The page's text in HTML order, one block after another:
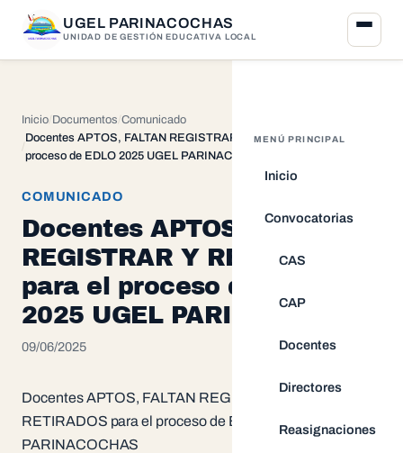
UGEL PARINACOCHAS
UNIDAD DE GESTIÓN EDUCATIVA LOCAL
MENÚ PRINCIPAL
Inicio
Convocatorias
CAS
CAP
Docentes
Directores
Reasignaciones
Inicio Documentos Comunicado
Docentes APTOS, FALTAN REGISTRAR Y RETIRADOS para el
proceso de EDLO 2025 UGEL PARINACOCHAS
COMUNICADO
Docentes APTOS, FALTAN
REGISTRAR Y RETIRADOS
para el proceso de EDLO
2025 UGEL PARINACOCHAS
09/06/2025
Docentes APTOS, FALTAN REGISTRAR Y
RETIRADOS para el proceso de EDLO 2025 UGEL
PARINACOCHAS